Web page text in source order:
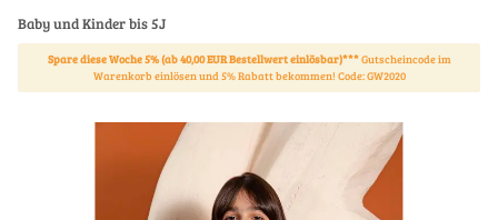
Baby und Kinder bis 5J
Spare diese Woche 5% (ab 40,00 EUR Bestellwert einlösbar)***Gutscheincode im
Warenkorb einlösen und 5% Rabatt bekommen! Code: GW2020